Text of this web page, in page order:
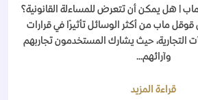
| هل يمكن أن تتعرض للمساءلة القانونية؟
قوقل ماب من أكثر الوسائل تأثيرًا في قرارات
التجارية، حيث يشارك المستخدمون تجاربهم
وآرائهم...
قراءة المزيد